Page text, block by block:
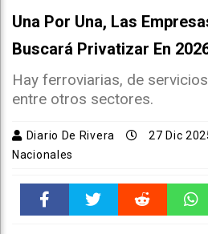
Una Por Una, Las
Buscará Privatizar En
Hay ferroviarias, de
entre otros sectores.
Diario De Rivera 27 Dic
Nacionales